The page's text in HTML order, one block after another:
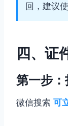
回，建议
四、证
第一步
微信搜索 可